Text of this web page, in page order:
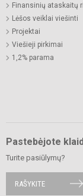
Finansinių ataskaitų
Lėšos veiklai viešinti
Projektai
Viešieji pirkimai
1,2% parama
Pastebėjote
Turite pasiūlymų?
RAŠYKITE